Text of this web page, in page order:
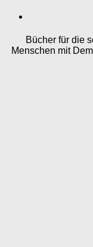
Bücher für die
Menschen mit